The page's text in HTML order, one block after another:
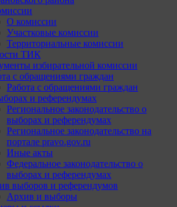
О комиссии
Участковые комиссии
Территориальные комиссии
ТИК
избирательной комиссии
с обращениями граждан
Работа с обращениями граждан
и референдумах
Региональное законодательство о
выборах и референдумах
Региональное законодательство на
портале pravo.gov.ru
Иные акты
Федеральное законодательство о
выборах и референдумах
выборов и референдумов
Архив и выборы